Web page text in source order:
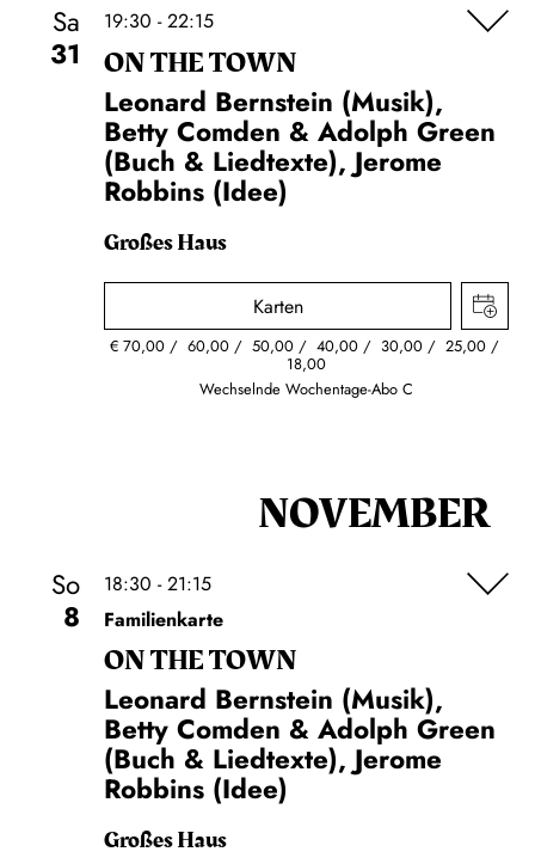
Sa
31
19:30 - 22:15
ON THE TOWN
Leonard Bernstein (Musik),
Betty Comden & Adolph Green
(Buch & Liedtexte), Jerome
Robbins (Idee)
Großes Haus
Karten
€ 70,00 60,00 50,00 40,00 30,00 25,00
18,00
Wechselnde Wochentage-Abo C
NOVEMBER
So
8
18:30 - 21:15
Familienkarte
ON THE TOWN
Leonard Bernstein (Musik),
Betty Comden & Adolph Green
(Buch & Liedtexte), Jerome
Robbins (Idee)
Großes Haus